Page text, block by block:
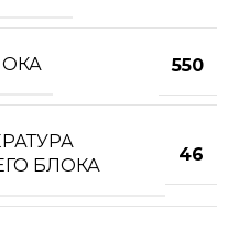
550
БЛОКА
46